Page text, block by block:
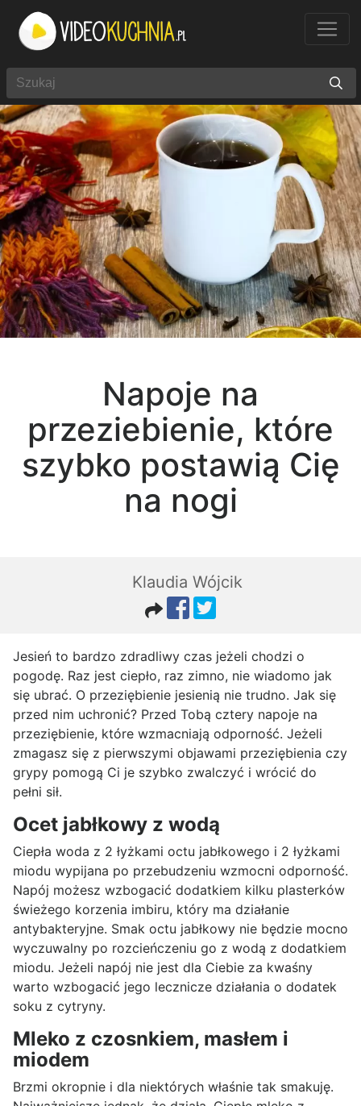
Napoje na
przeziebienie, które
szybko postawią Cię
na nogi
Klaudia Wójcik
Jesień to bardzo zdradliwy czas jeżeli chodzi o
pogodę. Raz jest ciepło, raz zimno, nie wiadomo jak
się ubrać. O przeziębienie jesienią nie trudno. Jak się
przed nim uchronić? Przed Tobą cztery napoje na
przeziębienie, które wzmacniają odporność. Jeżeli
zmagasz się z pierwszymi objawami przeziębienia czy
grypy pomogą Ci je szybko zwalczyć i wrócić do
pełni sił.
Ocet jabłkowy z wodą
Ciepła woda z 2 łyżkami octu jabłkowego i 2 łyżkami
miodu wypijana po przebudzeniu wzmocni odporność.
Napój możesz wzbogacić dodatkiem kilku plasterków
świeżego korzenia imbiru, który ma działanie
antybakteryjne. Smak octu jabłkowy nie będzie mocno
wyczuwalny po rozcieńczeniu go z wodą z dodatkiem
miodu. Jeżeli napój nie jest dla Ciebie za kwaśny
warto wzbogacić jego lecznicze działania o dodatek
soku z cytryny.
Mleko z czosnkiem, masłem i
miodem
Brzmi okropnie i dla niektórych właśnie tak smakuję.